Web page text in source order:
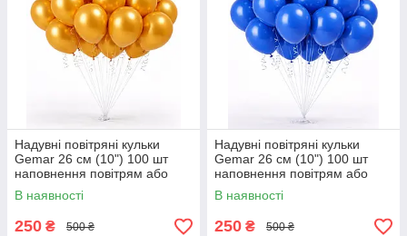
Надувні повітряні кульки
Gemar 26 см (10") 100 шт
наповнення повітрям або
гелієм Золотистий
В наявності
250 ₴ 500 ₴
Надувні повітряні кульки
Gemar 26 см (10") 100 шт
наповнення повітрям або
гелієм Синій
В наявності
250 ₴ 500 ₴